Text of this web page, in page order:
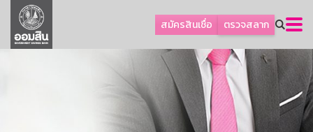
สมัครสินเชื่อ ตรวจสลาก
ลูกค้าธุรกิจ
ลูกค้าผู้ประกอบรายย่อย